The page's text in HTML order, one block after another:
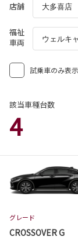
店舗
福祉
車両
試乗車のみ表示
該当車種台数
4
グレード
CROSSOVER G